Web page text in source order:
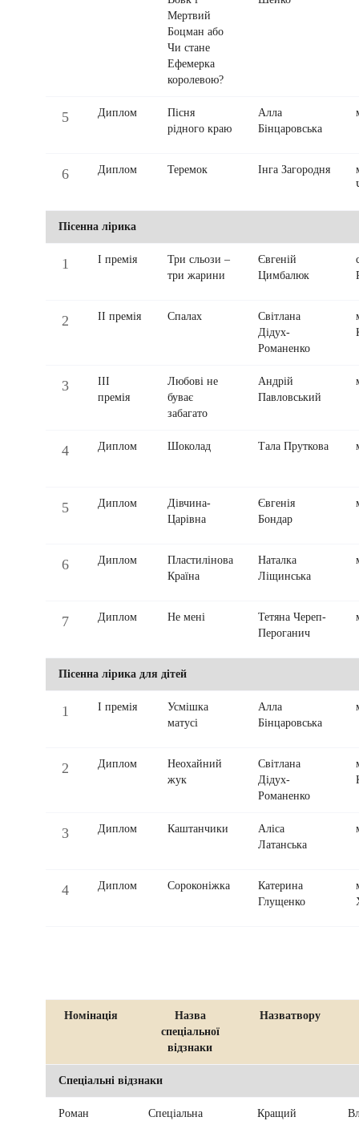
Мертвий
Боцман або
Чи стане
Ефемерка
королевою?
5 Диплом
Пісня
рідного краю
Алла
Бінцаровська
6 Диплом Теремок Інга Загородня
Пісенна лірика
1 І премія
Три сльози –
три жарини
Євгеній
Цимбалюк
2 ІІ премія Спалах
Світлана
Дідух-
Романенко
3
ІІІ
премія
Любові не
буває
забагато
Андрій
Павловський
4 Диплом Шоколад Тала Пруткова
5 Диплом
Дівчина-
Царівна
Євгенія
Бондар
6 Диплом
Пластилінова
Країна
Наталка
Ліщинська
7 Диплом Не мені
Тетяна Череп-
Пероганич
Пісенна лірика для дітей
1 І премія
Усмішка
матусі
Алла
Бінцаровська
2 Диплом
Неохайний
жук
Світлана
Дідух-
Романенко
3 Диплом Каштанчики
Аліса
Латанська
4 Диплом Сороконіжка
Катерина
Глущенко
Номінація
Назва
спеціальної
відзнаки
Назватвору
Спеціальні відзнаки
Роман
Спеціальна
Кращий